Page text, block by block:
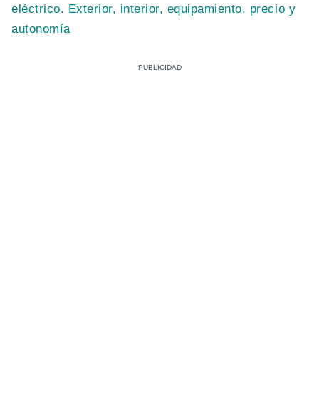
eléctrico. Exterior, interior, equipamiento, precio y
autonomía